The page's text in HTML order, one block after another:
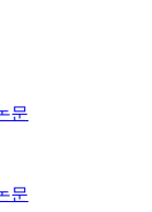
문
문